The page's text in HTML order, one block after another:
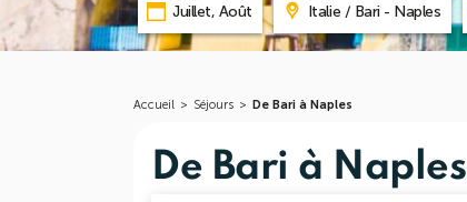
Juillet, Août Italie / Bari - Naples
Accueil > Séjours > De Bari à Naples
De Bari à Naples